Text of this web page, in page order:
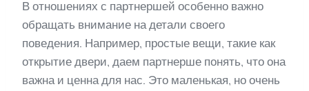
В отношениях с партнершей особенно важно
обращать внимание на детали своего
поведения. Например, простые вещи, такие как
открытие двери, даем партнерше понять, что она
важна и ценна для нас. Это маленькая, но очень